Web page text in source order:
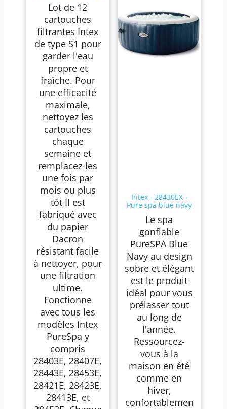
Lot de 12
cartouches
filtrantes Intex
de type S1 pour
garder l'eau
propre et
fraîche. Pour
une efficacité
maximale,
nettoyez les
cartouches
chaque
semaine et
remplacez-les
une fois par
mois ou plus
tôt Il est
fabriqué avec
du papier
Dacron
résistant facile
à nettoyer, pour
une filtration
ultime.
Fonctionne
avec tous les
modèles Intex
PureSpa y
compris
28403E, 28407E,
28443E, 28453E,
28421E, 28423E,
28413E, et
Intex - 28430EX -
Pure spa blue navy
Le spa
gonflable
PureSPA Blue
Navy au design
sobre et élégant
est le produit
idéal pour vous
prélasser tout
au long de
l'année.
Ressourcez-
vous à la
maison en été
comme en
hiver,
confortablemen